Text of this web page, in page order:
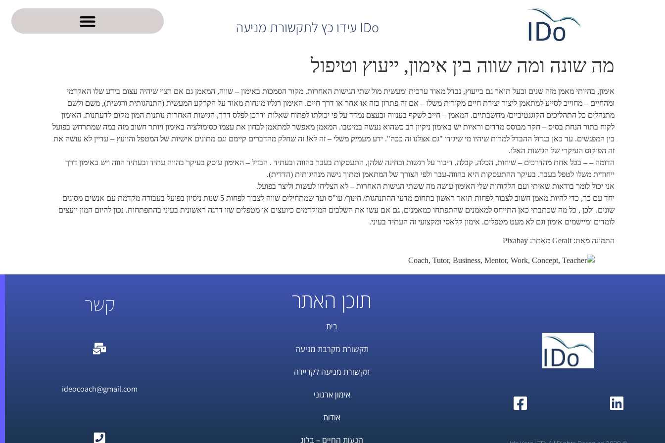
IDo עידו כץ לתקשורת מניעה
מה שונה ומה שווה בין אימון, ייעוץ וטיפול
אימון, בהיותי מאמן מזה שנים ובעל תואר גם בייעוץ, נבדל מאוד ערכית ומעשית מול שתי הגישות האחרות. מקור הסמכות באימון – שווה, המאמן גם אם רצוי שיהיה עצום בידע שלו האקדמי
ומהחיים – מחוייב לסייע למתאמן ליצור יצירת חיים מקורית משלו – אם זה פתרון כזה או אחר או דרך חיים. האימון רגליו מונחות מאוד על הקרקע המעשית (התנהגותית ורגשית), משם ולשם
מתנהלים כל התהליכים הקוגנטיביים/ מחשבתיים. המאמן – חייב לשקף בענווה ובעצם נמדד על פי יכולתו לפתוח שאלות ודרכן לפלס דרך, הגישות האחרות נותנות המון מקום לדעתנות. האימון
לקוח בתור הנחת בסיס – חקר מבוסס מדדים וראיות יש באימון ניקיון רב כשהוא נעשה במיטבו. המאמן מאפשר למתאמן לבחון את עצמו כסימולציה באימון ויותר חשוב מזה במה שמתרחש בפועל
בין המפגשים. עד כאן בגדול ההבדל למרות שיהיו מי שיגידו "גם אצלנו זה ככה". ידע מעמיק משלי – זה לא! זה שחלק מהדברים קיימם וגם מתונים אישיות של המטפל והיועץ – עדיין לא עושה את
זה הפוקוס העיקרי של הגישות האלו.
הדומה – – בכל אחת מהדרכים – שיחות, הכלה, קבלה, דיבור על רגשות ובחינה שלהן, התעסקות בעבר בהווה ובעתיד . הבדל – האימון עוסק בעיקר בהווה עתיד ובעתיד הווה ויש באימון דרך
ייחודית משלו לטפל בעבר. בעיקר ההתעסקות היא בהווה-עבר ולפי הצורך של המתאמן ומתוך גישה מנהיגותית (הדדית).
אני יכול לומר בודאות שאיתי ועם הלקוחות שלי האימון עושה מה ששתי הגישות האחרות – לא הצליחו לעשות וליצר בפועל.
יחד עם כך, כדי להיות מאמן חשוב לצבור לפחות תואר ראשון בתחום מדעי ההתנהגות/ חינוך/ עו"ס ועד שמתחילים שווה לצבור לפחות 5 שנות ניסיון בפועל בעבודה מקדמת עם אנשים מסוגים
שונים. ולכן , כל מה שכתבתי כאן התייחס למאמנים שהתפתחו כמאמנים, גם אם עשו את השלבים המוקדמים כיועצים או מטפלים שזו דרגה ראשונית בעיני בהתפתחות. נכון להיום המון יועצים
לומדים ומיישמים אימון וגם לא מעט מטפלים. אימון קלאסי ומקצועי זה העתיד בעיני.
התמונה מאת: Geralt מאתר: Pixabay
תוכן האתר
בית
תקשורת מקרבת מניעה
תקשורת מניעה לקריירה
אימון ארגוני
אודות
הנעות החיים – בלוג
קשר
ideocoach@gmail.com